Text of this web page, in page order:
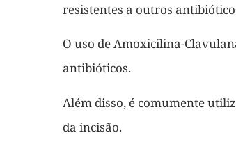
resistentes a outros
O uso de Amoxicilina-
antibióticos.
Além disso, é comumente
da incisão.